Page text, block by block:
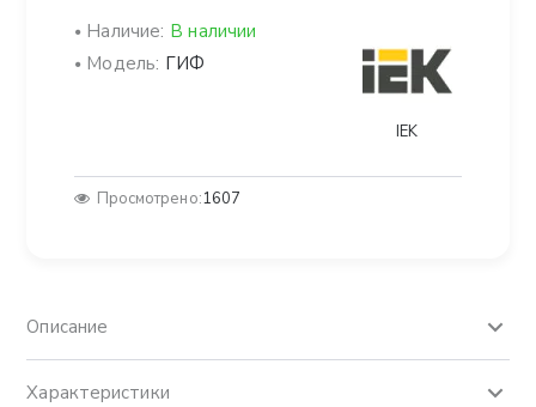
Наличие: В наличии
Модель: ГИФ
IEK
Просмотрено:1607
Описание
Характеристики